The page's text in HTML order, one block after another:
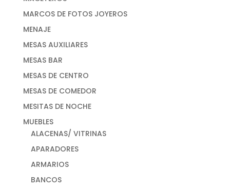
MARCOS DE FOTOS JOYEROS
MENAJE
MESAS AUXILIARES
MESAS BAR
MESAS DE CENTRO
MESAS DE COMEDOR
MESITAS DE NOCHE
MUEBLES
ALACENAS/ VITRINAS
APARADORES
ARMARIOS
BANCOS